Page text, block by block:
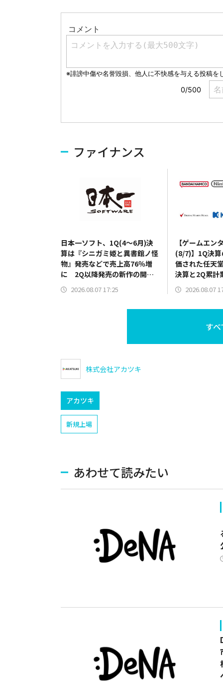
ファイナンス
日本一ソフト、1Q(4～6月)決
算は『シニガミ姫と異書館ノ怪
物』発売などで売上高76％増
に 2Q以降発売の新作の開発
費用先行で営業赤字を計上
2026.08.07 17:25
【ゲームエン
(8/7)】1Q決
価された任天
決算と2Q累計
修正を発表の
HDは5000円
2026.08.07
す
株式会社アカツキ
アカツキ
新規上場
あわせて読みたい